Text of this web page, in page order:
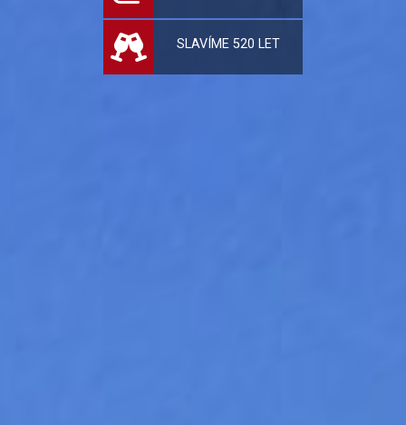
SLAVÍME 520 LET